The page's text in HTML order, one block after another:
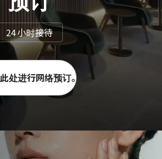
24 小时接待
处进行网络预订。